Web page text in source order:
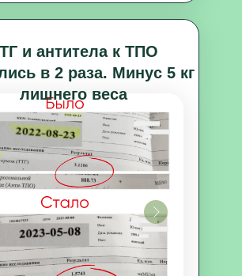
и антитела к ТПО
в 2 раза. Минус 5 кг
лишнего веса